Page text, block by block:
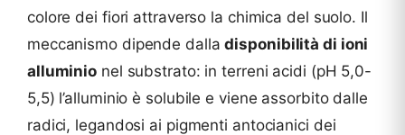
colore dei fiori attraverso la chimica del suolo. Il
meccanismo dipende dalladisponibilità di ioni
alluminio nel substrato: in terreni acidi (pH 5,0-
5,5) l’alluminio è solubile e viene assorbito dalle
radici, legandosi ai pigmenti antocianici dei